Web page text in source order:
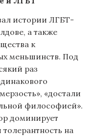
истории ЛГБТ-
а также
к
меньшинств. Под
раз
«достали
философией».
доминирует
на